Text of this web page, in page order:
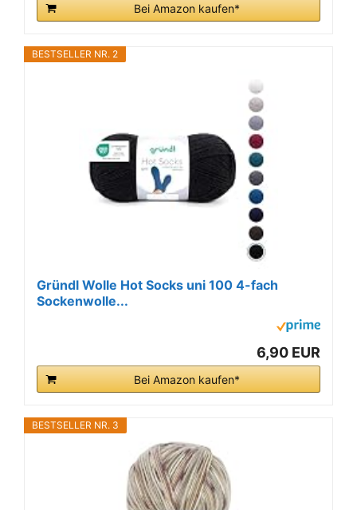
Bei Amazon kaufen*
BESTSELLER NR. 2
Gründl Wolle Hot Socks uni 100 4-fach
Sockenwolle...
6,90 EUR
Bei Amazon kaufen*
BESTSELLER NR. 3